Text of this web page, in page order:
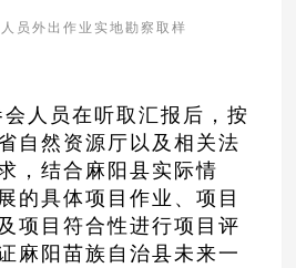
员外出作业实地勘察取样
人员在听取汇报后，按
自然资源厅以及相关法
，结合麻阳县实际情
的具体项目作业、项目
项目符合性进行项目评
麻阳苗族自治县未来一